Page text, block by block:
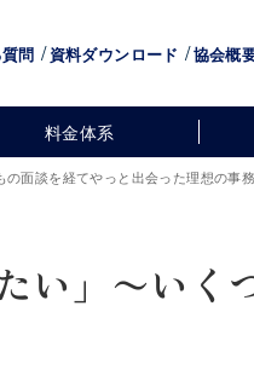
問 資料ダウンロード 協会概
料金体系
の面談を経てやっと出会った理想の事
い」〜い